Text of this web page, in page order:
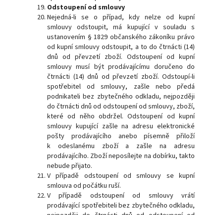
Odstoupení od smlouvy
Nejedná-li se o případ, kdy nelze od kupní
smlouvy odstoupit, má kupující v souladu s
ustanovením § 1829 občanského zákoníku právo
od kupní smlouvy odstoupit, a to do čtrnácti (14)
dnů od převzetí zboží. Odstoupení od kupní
smlouvy musí být prodávajícímu doručeno do
čtrnácti (14) dnů od převzetí zboží. Odstoupí-li
spotřebitel od smlouvy, zašle nebo předá
podnikateli bez zbytečného odkladu, nejpozději
do čtrnácti dnů od odstoupení od smlouvy, zboží,
které od něho obdržel. Odstoupení od kupní
smlouvy kupující zašle na adresu elektronické
pošty prodávajícího anebo písemně přiloží
k odeslanému zboží a zašle na adresu
prodávajícího. Zboží neposílejte na dobírku, takto
nebude přijato.
V případě odstoupení od smlouvy se kupní
smlouva od počátku ruší.
V případě odstoupení od smlouvy vrátí
prodávající spotřebiteli bez zbytečného odkladu,